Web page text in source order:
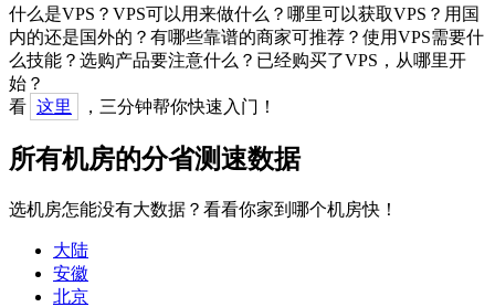
什么是VPS？VPS可以用来做什么？哪里可以获取VPS？用国
内的还是国外的？有哪些靠谱的商家可推荐？使用VPS需要什
么技能？选购产品要注意什么？已经购买了VPS，从哪里开
始？
看 这里 ，三分钟帮你快速入门！
所有机房的分省测速数据
选机房怎能没有大数据？看看你家到哪个机房快！
大陆
安徽
北京